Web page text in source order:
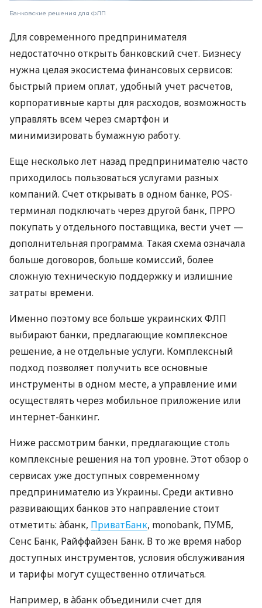
Банковские решения для ФЛП
Для современного предпринимателя
недостаточно открыть банковский счет. Бизнесу
нужна целая экосистема финансовых сервисов:
быстрый прием оплат, удобный учет расчетов,
корпоративные карты для расходов, возможность
управлять всем через смартфон и
минимизировать бумажную работу.
Еще несколько лет назад предпринимателю часто
приходилось пользоваться услугами разных
компаний. Счет открывать в одном банке, POS-
терминал подключать через другой банк, ПРРО
покупать у отдельного поставщика, вести учет —
дополнительная программа. Такая схема означала
больше договоров, больше комиссий, более
сложную техническую поддержку и излишние
затраты времени.
Именно поэтому все больше украинских ФЛП
выбирают банки, предлагающие комплексное
решение, а не отдельные услуги. Комплексный
подход позволяет получить все основные
инструменты в одном месте, а управление ими
осуществлять через мобильное приложение или
интернет-банкинг.
Ниже рассмотрим банки, предлагающие столь
комплексные решения на топ уровне. Этот обзор о
сервисах уже доступных современному
предпринимателю из Украины. Среди активно
развивающих банков это направление стоит
отметить: àбанк, ПриватБанк, monobank, ПУМБ,
Сенс Банк, Райффайзен Банк. В то же время набор
доступных инструментов, условия обслуживания
и тарифы могут существенно отличаться.
Например, в àбанк объединили счет для